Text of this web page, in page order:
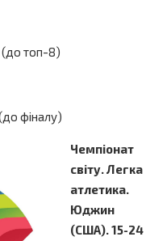
(до топ-8)
фіналу)
Чемпіонат
світу. Легка
атлетика.
Юджин
(США). 15-24